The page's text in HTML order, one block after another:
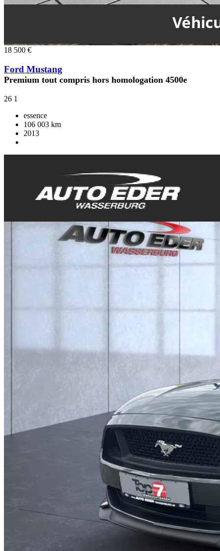
18 500 €
Ford Mustang
Premium tout compris hors homologation 4500e
26 1
essence
106 003 km
2013